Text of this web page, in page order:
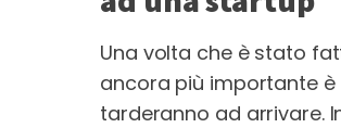
Una volta che è stato
ancora più importante
tarderanno ad arrivare.